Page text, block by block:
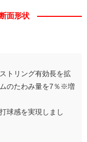
面形状
トリング有効長を拡
のたわみ量を7％※増
球感を実現しまし